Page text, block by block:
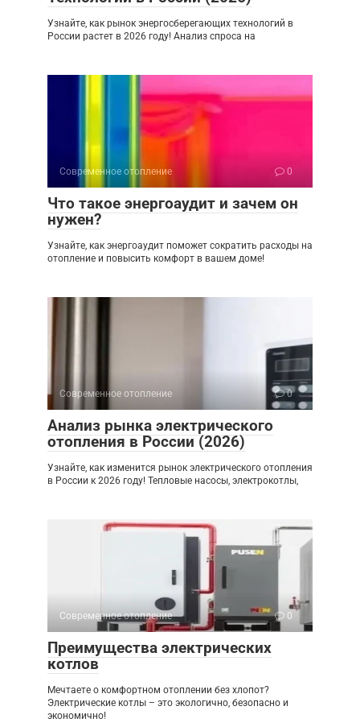
Узнайте, как рынок энергосберегающих технологий в
России растет в 2026 году! Анализ спроса на
Современное отопление 0
Что такое энергоаудит и зачем он
нужен?
Узнайте, как энергоаудит поможет сократить расходы на
отопление и повысить комфорт в вашем доме!
Современное отопление 0
Анализ рынка электрического
отопления в России (2026)
Узнайте, как изменится рынок электрического отопления
в России к 2026 году! Тепловые насосы, электрокотлы,
Современное отопление 0
Преимущества электрических
котлов
Мечтаете о комфортном отоплении без хлопот?
Электрические котлы – это экологично, безопасно и
экономично!